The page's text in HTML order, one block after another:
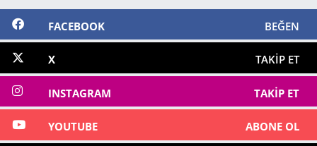
FACEBOOK BEĞEN
X TAKIP ET
INSTAGRAM TAKIP ET
YOUTUBE ABONE OL